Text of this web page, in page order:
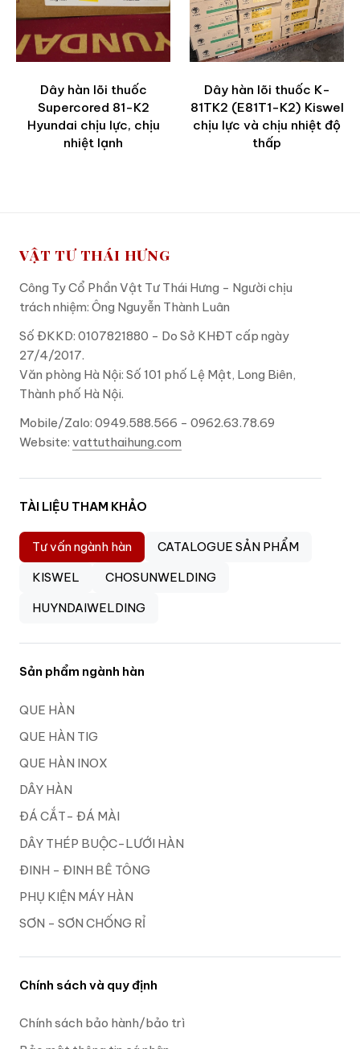
Dây hàn lõi thuốc
Supercored 81-K2
Hyundai chịu lực, chịu
nhiệt lạnh
Dây hàn lõi thuốc K-
81TK2 (E81T1-K2) Kiswel
chịu lực và chịu nhiệt độ
thấp
VẬT TƯ THÁI HƯNG
Công Ty Cổ Phần Vật Tư Thái Hưng - Người chịu
trách nhiệm: Ông Nguyễn Thành Luân
Số ĐKKD: 0107821880 - Do Sở KHĐT cấp ngày
27/4/2017.
Văn phòng Hà Nội: Số 101 phố Lệ Mật, Long Biên,
Thành phố Hà Nội.
Mobile/Zalo: 0949.588.566 - 0962.63.78.69
Website: vattuthaihung.com
TÀI LIỆU THAM KHẢO
Tư vấn ngành hàn
CATALOGUE SẢN PHẨM
KISWEL
CHOSUNWELDING
HUYNDAIWELDING
Sản phẩm ngành hàn
QUE HÀN
QUE HÀN TIG
QUE HÀN INOX
DÂY HÀN
ĐÁ CẮT- ĐÁ MÀI
DÂY THÉP BUỘC-LƯỚI HÀN
ĐINH - ĐINH BÊ TÔNG
PHỤ KIỆN MÁY HÀN
SƠN - SƠN CHỐNG RỈ
Chính sách và quy định
Chính sách bảo hành/bảo trì